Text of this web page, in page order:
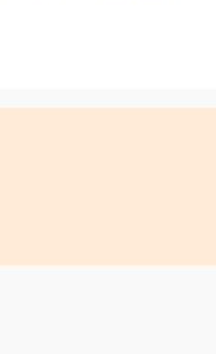
认定的企业技术中心，设
领军示范企业。未来将秉
伙伴共创美好生活。
费、置装费、押金等）；